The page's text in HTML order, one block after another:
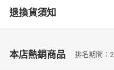
退換貨須知
本店熱銷商品 排名期間：